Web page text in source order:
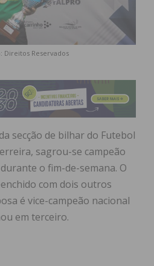
Direitos Reservados
secção de bilhar do Futebol
sagrou-se campeão
o fim-de-semana. O
com dois outros
é vice-campeão nacional
em terceiro.